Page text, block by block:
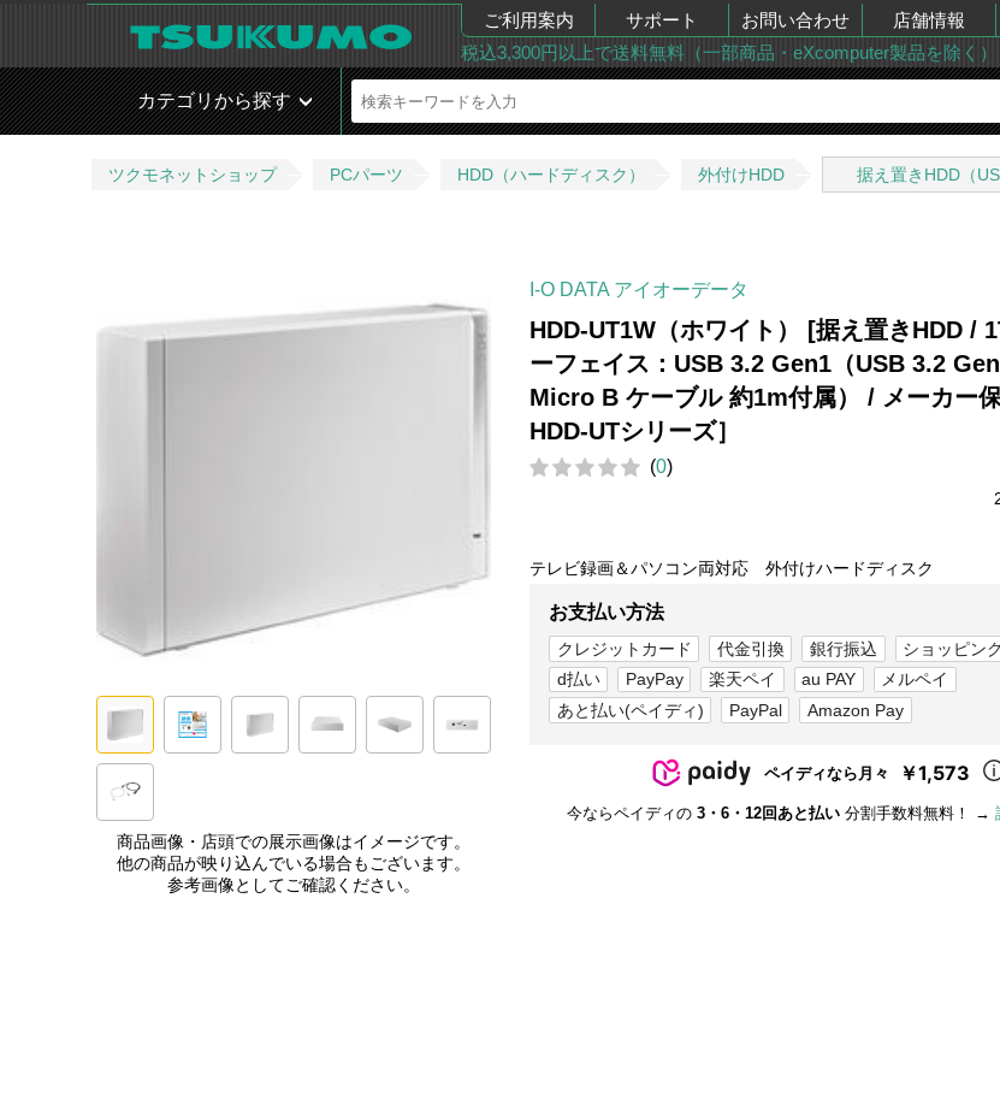
ご利用案内 サポート お問い合わせ 店舗情報
税込3,300円以上で送料無料（一部商品・eXcomputer製品を除く）
カテゴリから探す
ツクモネットショップ PCパーツ HDD（ハードディスク） 外付けHDD 据え置きHDD（
商品画像・店頭での展示画像はイメージです。
他の商品が映り込んでいる場合もございます。
参考画像としてご確認ください。
I-O DATA アイオーデータ
HDD-UT1W（ホワイト） [据え置きHDD /
ーフェイス：USB 3.2 Gen1（USB 3.2
Micro B ケーブル 約1m付属） / メーカー
HDD-UTシリーズ］
(0)
テレビ録画＆パソコン両対応 外付けハードディスク
お支払い方法
クレジットカード 代金引換 銀行振込
ショッピン
d払い
PayPay 楽天ペイ au PAY
メルペイ
あと払い(ペイディ)
PayPal Amazon Pay
ペイディなら月々 ￥1,573
今ならペイディの 3・6・12回あと払い 分割手数料無料！ →